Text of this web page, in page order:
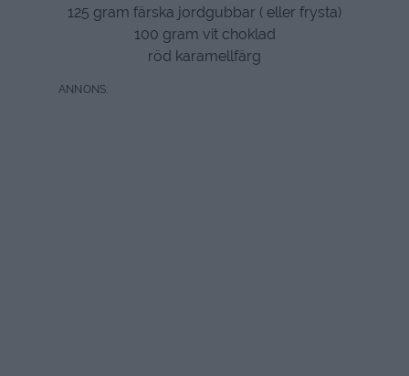
125 gram färska jordgubbar ( eller frysta)
100 gram vit choklad
röd karamellfärg